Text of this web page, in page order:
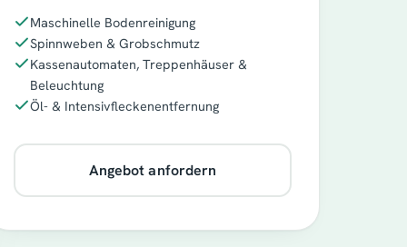
Maschinelle Bodenreinigung
Spinnweben & Grobschmutz
Kassenautomaten, Treppenhäuser &
Beleuchtung
Öl- & Intensivfleckenentfernung
Angebot anfordern